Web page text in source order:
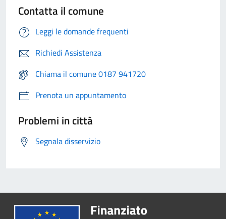
Contatta il comune
Leggi le domande frequenti
Richiedi Assistenza
Chiama il comune 0187 941720
Prenota un appuntamento
Problemi in città
Segnala disservizio